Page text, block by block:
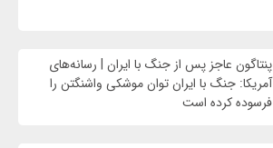
پنتاگون عاجز پس از جنگ با ایران | رسانه‌های
آمریکا: جنگ با ایران توان موشکی واشنگتن را
فرسوده کرده است